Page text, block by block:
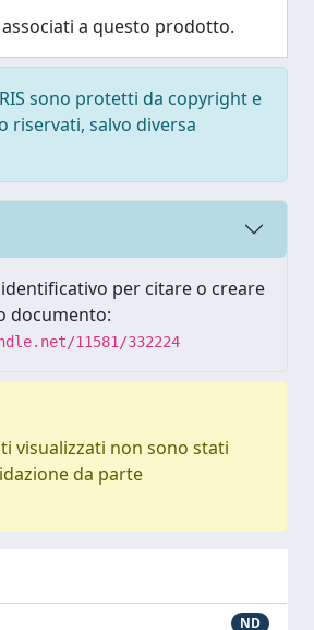
a questo prodotto.
sono protetti da copyright e
riservati, salvo diversa
per citare o creare
documento:
11581/332224
visualizzati non sono stati
da parte
ND